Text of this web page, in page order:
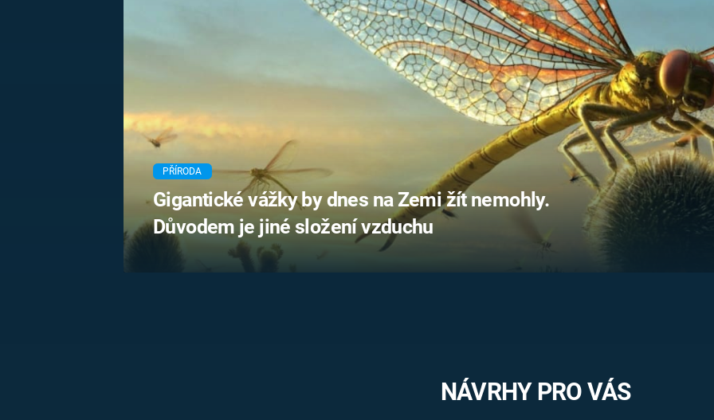
PRVNÍ SVĚTOVÁ
MARIE TEREZIE
UFO A
MIMOZEMŠŤANÉ
UTAJENÉ PŘÍBĚHY
ČESKÝCH DĚJIN
ALTERNATIVNÍ
HISTORIE
HORORY
REALITA
OPTICKÉ
KLAMY
PŘÍRODA
Gigantické vážky by dnes na Zemi žít nemohly.
Důvodem je jiné složení vzduchu
NÁVRHY PRO VÁS